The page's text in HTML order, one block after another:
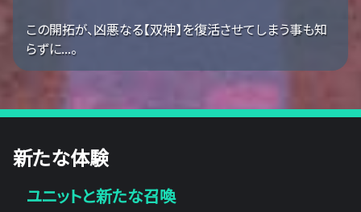
この開拓が、凶悪なる【双神】を復活させてしまう事も知
らずに...。
新たな体験
ユニットと新たな召喚